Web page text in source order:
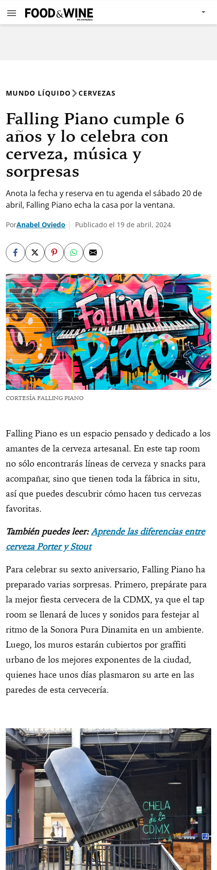
MUNDO LÍQUIDO CERVEZAS
Falling Piano cumple 6
años y lo celebra con
cerveza, música y
sorpresas
Anota la fecha y reserva en tu agenda el sábado 20 de
abril, Falling Piano echa la casa por la ventana.
PorAnabel Oviedo Publicado el 19 de abril, 2024
CORTESÍA FALLING PIANO
Falling Piano es un espacio pensado y dedicado a los
amantes de la cerveza artesanal. En este tap room
no sólo encontrarás líneas de cerveza y snacks para
acompañar, sino que tienen toda la fábrica in situ,
así que puedes descubrir cómo hacen tus cervezas
favoritas.
También puedes leer:Aprende las diferencias entre
cerveza Porter y Stout
Para celebrar su sexto aniversario, Falling Piano ha
preparado varias sorpresas. Primero, prepárate para
la mejor fiesta cervecera de la CDMX, ya que el tap
room se llenará de luces y sonidos para festejar al
ritmo de la Sonora Pura Dinamita en un ambiente.
Luego, los muros estarán cubiertos por graffiti
urbano de los mejores exponentes de la ciudad,
quienes hace unos días plasmaron su arte en las
paredes de esta cervecería.